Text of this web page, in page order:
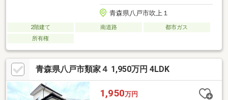
青森県八戸市吹上１
2階建て 南道路
都市ガス
所有権
青森県八戸市類家４ 1,950万円 4LDK
1,950万円